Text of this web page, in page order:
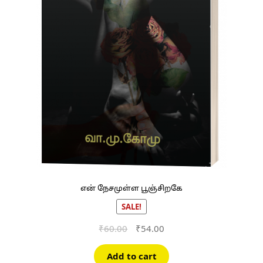
என் நேசமுள்ள பூஞ்சிறகே
SALE!
₹60.00
Original
was:
₹54.00Current
is:
Add to cart